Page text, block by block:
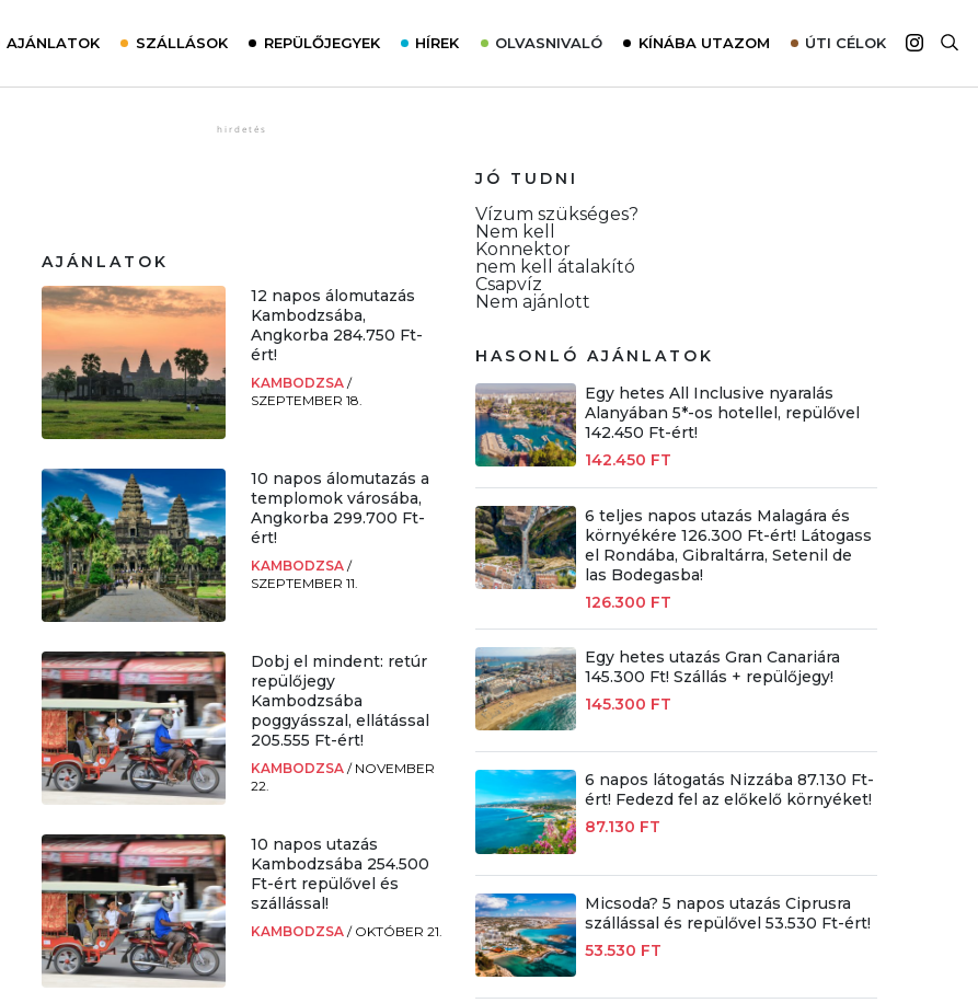
AJÁNLATOK SZÁLLÁSOK REPÜLŐJEGYEK HÍREK OLVASNIVALÓ
Interjú
Élménybeszámolók
Szállodalátogatás
Sajtómegjelenések
KÍNÁBA UTAZOM ÚTI CÉLOK
AJÁNLATOK
12 napos álomutazás
Kambodzsába,
Angkorba 284.750 Ft-
ért!
KAMBODZSA /
SZEPTEMBER 18.
10 napos álomutazás a
templomok városába,
Angkorba 299.700 Ft-
ért!
KAMBODZSA /
SZEPTEMBER 11.
Dobj el mindent: retúr
repülőjegy
Kambodzsába
poggyásszal, ellátással
205.555 Ft-ért!
KAMBODZSA / NOVEMBER
22.
10 napos utazás
Kambodzsába 254.500
Ft-ért repülővel és
szállással!
KAMBODZSA / OKTÓBER 21.
JÓ TUDNI
Vízum szükséges?
Nem kell
Konnektor
nem kell átalakító
Csapvíz
Nem ajánlott
HASONLÓ AJÁNLATOK
Egy hetes All Inclusive nyaralás
Alanyában 5*-os hotellel, repülővel
142.450 Ft-ért!
142.450 FT
6 teljes napos utazás Malagára és
környékére 126.300 Ft-ért! Látogass
el Rondába, Gibraltárra, Setenil de
las Bodegasba!
126.300 FT
Egy hetes utazás Gran Canariára
145.300 Ft! Szállás + repülőjegy!
145.300 FT
6 napos látogatás Nizzába 87.130 Ft-
ért! Fedezd fel az előkelő környéket!
87.130 FT
Micsoda? 5 napos utazás Ciprusra
szállással és repülővel 53.530 Ft-ért!
53.530 FT